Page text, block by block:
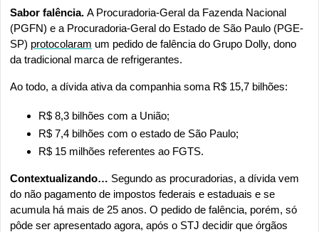
Sabor falência. A Procuradoria-Geral da Fazenda Nacional
(PGFN) e a Procuradoria-Geral do Estado de São Paulo (PGE-
SP) protocolaram um pedido de falência do Grupo Dolly, dono
da tradicional marca de refrigerantes.
Ao todo, a dívida ativa da companhia soma R$ 15,7 bilhões:
R$ 8,3 bilhões com a União;
R$ 7,4 bilhões com o estado de São Paulo;
R$ 15 milhões referentes ao FGTS.
Contextualizando… Segundo as procuradorias, a dívida vem
do não pagamento de impostos federais e estaduais e se
acumula há mais de 25 anos. O pedido de falência, porém, só
pôde ser apresentado agora, após o STJ decidir que órgãos